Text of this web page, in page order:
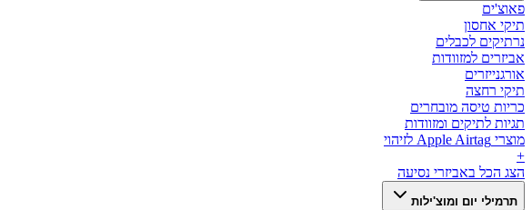
פאוצ'ים
תיקי אחסון
נרתיקים לכבלים
אביזרים למזוודות
אורגנייזרים
תיקי רחצה
כריות טיסה מובחרים
תגיות לתיקים ומזוודות
מוצרי Apple Airtag לזיהוי
+
הצג הכל באביזרי נסיעה
תרמילי יום ומוצ'ילות